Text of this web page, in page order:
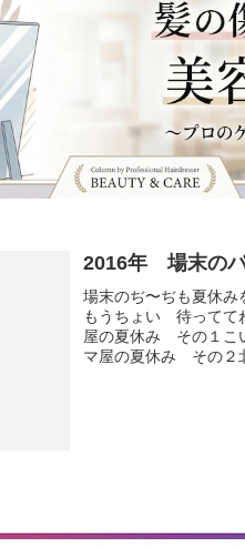
2016年 場末の
場末のぢ〜ぢも夏休
もうちょい 待ってて
屋の夏休み その１こ
マ屋の夏休み その